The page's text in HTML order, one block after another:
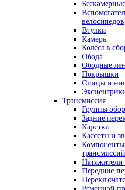
велосипедов
Втулки
Камеры
Колеса в
Обода
Ободные
Покрышки
Спицы и
Трансмиссия
Группы
Задние
Каретки
Кассеты и
трансмиссий
Натяжители
Передние
Ременной